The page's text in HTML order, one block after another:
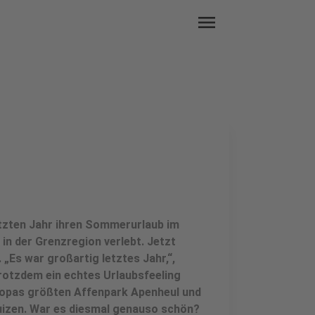
menu
Jahr ihren Sommerurlaub im
der Grenzregion verlebt. Jetzt
war großartig letztes Jahr,“,
ein echtes Urlaubsfeeling
größten Affenpark Apenheul und
War es diesmal genauso schön?